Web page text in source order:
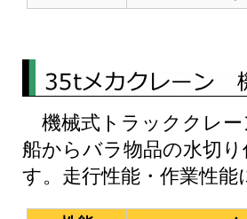
機械式トラッククレー
船からバラ物品の水切
す。走行性能・作業性